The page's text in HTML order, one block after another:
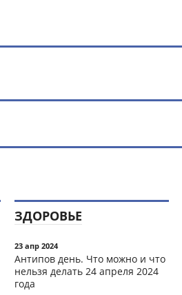
ЗДОРОВЬЕ
23 апр 2024
Антипов день. Что можно и что
нельзя делать 24 апреля 2024
года